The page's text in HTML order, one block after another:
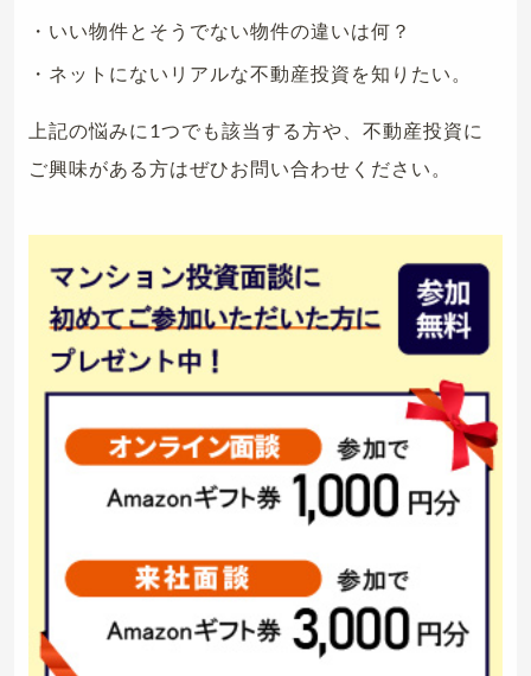
・いい物件とそうでない物件の違いは何？
・ネットにないリアルな不動産投資を知りたい。
上記の悩みに1つでも該当する方や、不動産投資に
ご興味がある方はぜひお問い合わせください。